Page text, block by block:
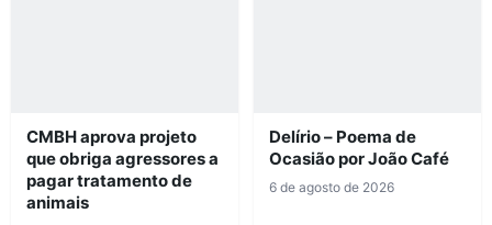
CMBH aprova projeto
que obriga agressores a
pagar tratamento de
animais
Delírio – Poema de
Ocasião por João Café
6 de agosto de 2026